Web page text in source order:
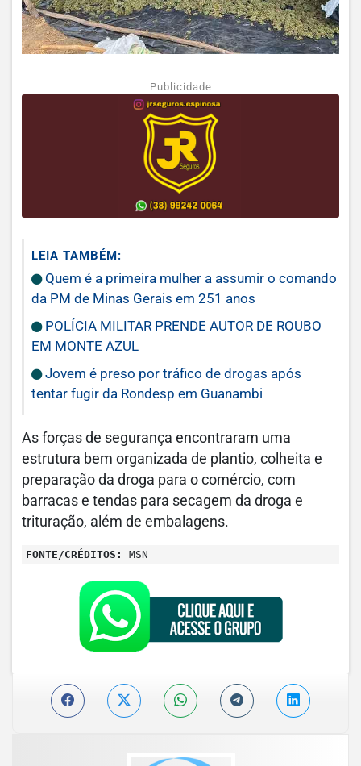
Publicidade
LEIA TAMBÉM:
Quem é a primeira mulher a assumir o comando
da PM de Minas Gerais em 251 anos
POLÍCIA MILITAR PRENDE AUTOR DE ROUBO
EM MONTE AZUL
Jovem é preso por tráfico de drogas após
tentar fugir da Rondesp em Guanambi
As forças de segurança encontraram uma
estrutura bem organizada de plantio, colheita e
preparação da droga para o comércio, com
barracas e tendas para secagem da droga e
trituração, além de embalagens.
FONTE/CRÉDITOS: MSN